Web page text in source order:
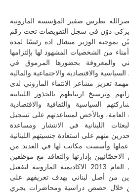
بطرس صفير المؤسسة المارونية
دوّن في سجل التفويضات تحت رقم
تاريخ 27/06/2006 عيّن بموجبه الوزير ميشال اده رئيسًا لمدة
من الشخصيات المشهود لها بإلتزامها
والمعروفة بحضورها المرموق في
تعزيز مشاعر الانتماء الماروني لدى
وترسيخ ارتباطهم بالجذور اللبنانية
السياسية والثقافية والاقتصادية
العامة، ويالأخص لمساعدتهم على تسجيل
اللبنانية في الانتشار ومساعدة
وأسست مكاتب لها في العديد من
بإدارتها والتعاقد مع موظفين
ضمن ملاكها كما أنشأت في العام 2013 الاكاديمية المارونية لتفعيل
من أصل لبناني بهدف تعريفهم على
من خلال حصص دراسية ومحاضرات يجري